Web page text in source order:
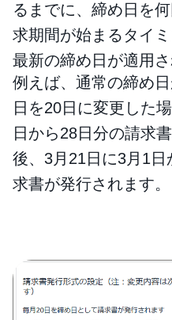
るまでに、締め日を
求期間が始まるタイ
最新の締め日が適用さ
例えば、通常の締め
日を20日に変更した
日から28日分の請求
後、3月21日に3月1
求書が発行されます。